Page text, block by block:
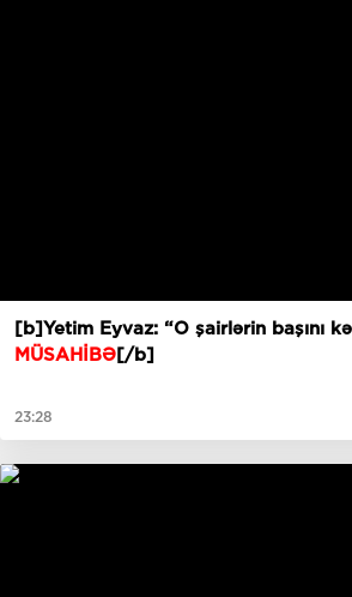
[b]Yetim Eyvaz: “O şairlərin başını
MÜSAHİBƏ[/b]
23:28